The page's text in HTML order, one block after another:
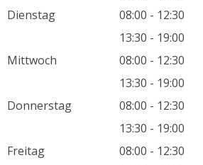
Dienstag
08:00 - 12:30
13:30 - 19:00
Mittwoch
08:00 - 12:30
13:30 - 19:00
Donnerstag
08:00 - 12:30
13:30 - 19:00
Freitag
08:00 - 12:30